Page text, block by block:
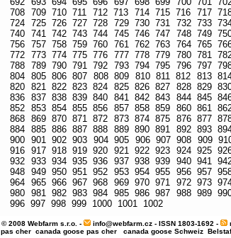
708 709 710 711 712 713 714 715 716 717
724 725 726 727 728 729 730 731 732 733
740 741 742 743 744 745 746 747 748 749
756 757 758 759 760 761 762 763 764 765
772 773 774 775 776 777 778 779 780 781
788 789 790 791 792 793 794 795 796 797
804 805 806 807 808 809 810 811 812 813
820 821 822 823 824 825 826 827 828 829
836 837 838 839 840 841 842 843 844 845
852 853 854 855 856 857 858 859 860 861
868 869 870 871 872 873 874 875 876 877
884 885 886 887 888 889 890 891 892 893
900 901 902 903 904 905 906 907 908 909
916 917 918 919 920 921 922 923 924 925
932 933 934 935 936 937 938 939 940 941
948 949 950 951 952 953 954 955 956 957
964 965 966 967 968 969 970 971 972 973
980 981 982 983 984 985 986 987 988 989
996 997 998 999 1000 1001 1002
© 2008 Webfarm s.r.o. - info@webfarm.cz- ISSN 1803-1692 -
pas cher canada goose pas cher canada goose Schweiz